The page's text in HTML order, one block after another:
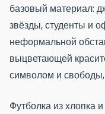
базовый материал:
звёзды, студенты и
неформальной
выцветающей
символом и
Футболка из хлопка